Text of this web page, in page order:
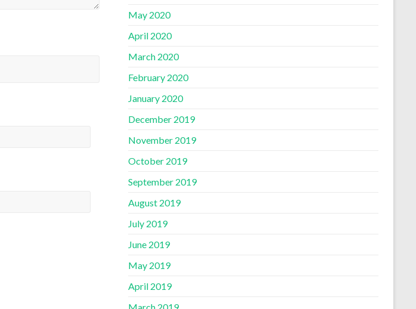
May 2020
April 2020
March 2020
February 2020
January 2020
December 2019
November 2019
October 2019
September 2019
August 2019
July 2019
June 2019
May 2019
April 2019